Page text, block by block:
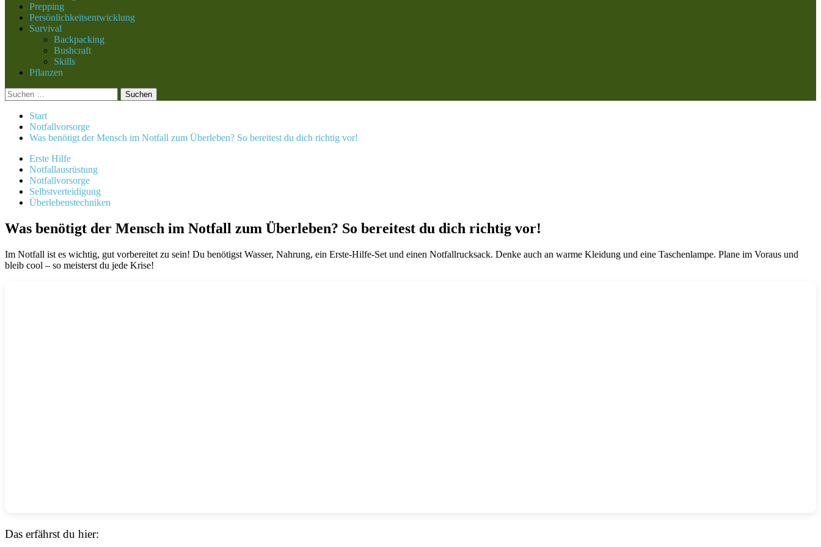
Prepping
Persönlichkeitsentwicklung
Survival
Backpacking
Bushcraft
Skills
Pflanzen
Suchen
nach:
Start
Notfallvorsorge
Was benötigt der Mensch im Notfall zum Überleben? So bereitest du dich richtig vor!
Erste Hilfe
Notfallausrüstung
Notfallvorsorge
Selbstverteidigung
Überlebenstechniken
Was benötigt der Mensch im Notfall zum Überleben? So bereitest du dich richtig vor!
Im Notfall ist es wichtig, gut vorbereitet zu sein! Du benötigst Wasser, Nahrung, ein Erste-Hilfe-Set und einen Notfallrucksack. Denke auch an warme Kleidung und eine Taschenlampe. Plane im Voraus und
bleib cool – so meisterst du jede Krise!
Das erfährst du hier: